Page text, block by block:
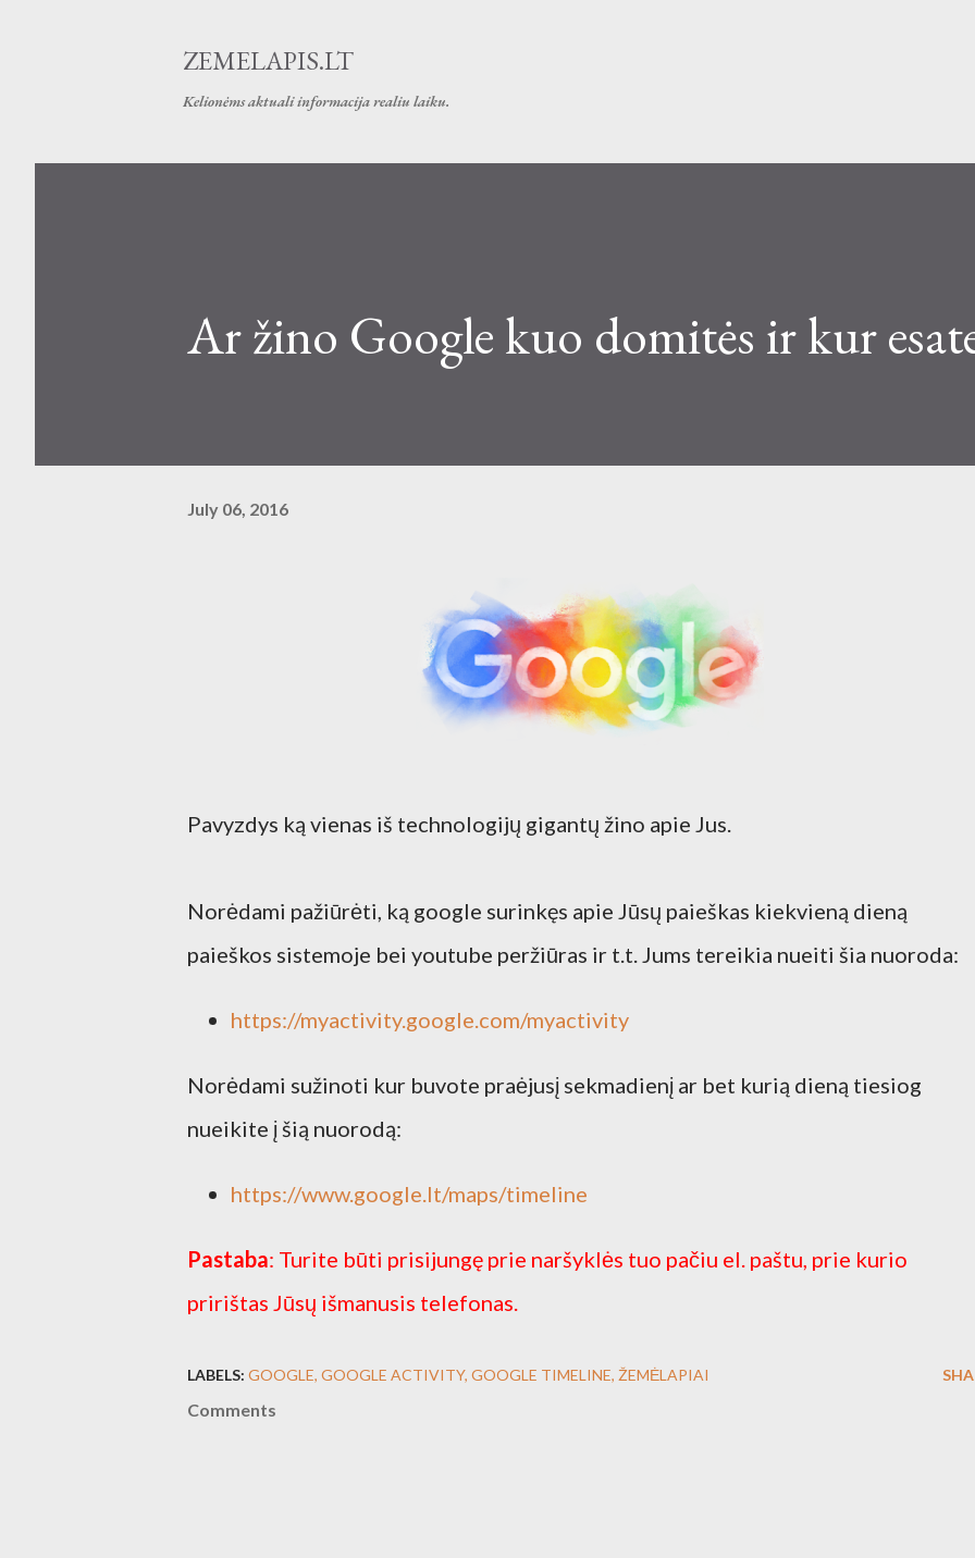
ZEMELAPIS.LT
Kelionėms aktuali informacija realiu laiku.
Ar žino Google kuo domitės ir kur
July 06, 2016
Pavyzdys ką vienas iš technologijų gigantų žino apie Jus.
Norėdami pažiūrėti, ką google surinkęs apie Jūsų paieškas kiekvieną dieną
paieškos sistemoje bei youtube peržiūras ir t.t. Jums tereikia nueiti šia nuoroda:
https://myactivity.google.com/myactivity
Norėdami sužinoti kur buvote praėjusį sekmadienį ar bet kurią dieną tiesiog
nueikite į šią nuorodą:
https://www.google.lt/maps/timeline
Pastaba: Turite būti prisijungę prie naršyklės tuo pačiu el. paštu, prie kurio
pririštas Jūsų išmanusis telefonas.
LABELS: GOOGLE GOOGLE ACTIVITY GOOGLE TIMELINE ŽEMĖLAPIAI
Comments